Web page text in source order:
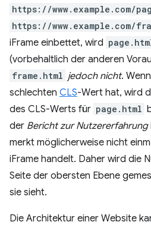
https://www.example.com/
https://www.example.com/
iFrame einbettet, wird
(vorbehaltlich der anderen
frame.html jedoch nicht. Wenn
schlechten CLS-Wert hat, wird
des CLS-Werts für page.html
der Bericht zur Nutzererfahrung
merkt möglicherweise nicht
iFrame handelt. Daher wird die
Seite der obersten Ebene
sie sieht.
Die Architektur einer Website